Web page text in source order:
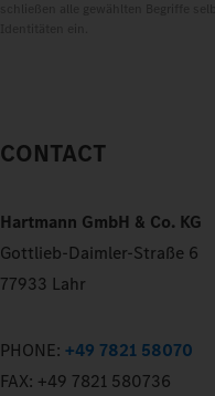
CONTACT
Hartmann GmbH & Co. KG
Gottlieb-Daimler-Straße 6
77933 Lahr
PHONE: +49 7821 58070
FAX: +49 7821 580736